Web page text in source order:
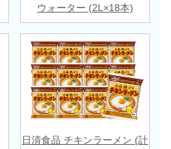
ウォーター (2L×18本)
日清食品 チキンラーメン (計